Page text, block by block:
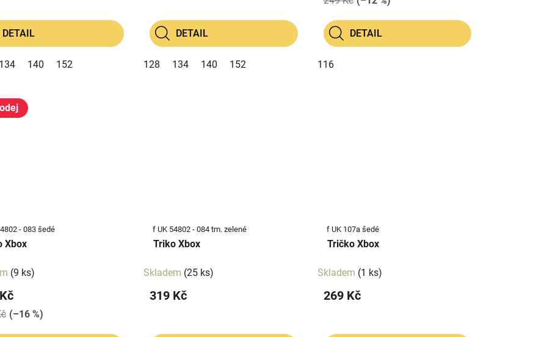
DETAIL
134 140 152
DETAIL
128 134 140 152
DETAIL
116
- 083 šedé
Xbox
(9 ks)
(–16 %)
f UK 54802 - 084 tm. zelené
Triko Xbox
Skladem (25 ks)
319 Kč
f UK 107a šedé
Tričko Xbox
Skladem (1 ks)
269 Kč